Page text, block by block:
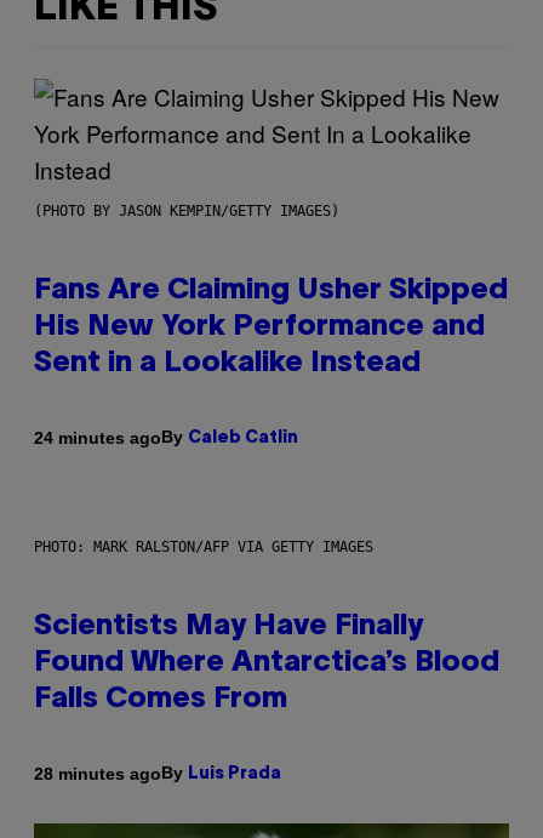
LIKE THIS
(PHOTO BY JASON KEMPIN/GETTY IMAGES)
Fans Are Claiming Usher Skipped
His New York Performance and
Sent in a Lookalike Instead
24 minutes agoBy Caleb Catlin
PHOTO: MARK RALSTON/AFP VIA GETTY IMAGES
Scientists May Have Finally
Found Where Antarctica’s Blood
Falls Comes From
28 minutes agoBy Luis Prada